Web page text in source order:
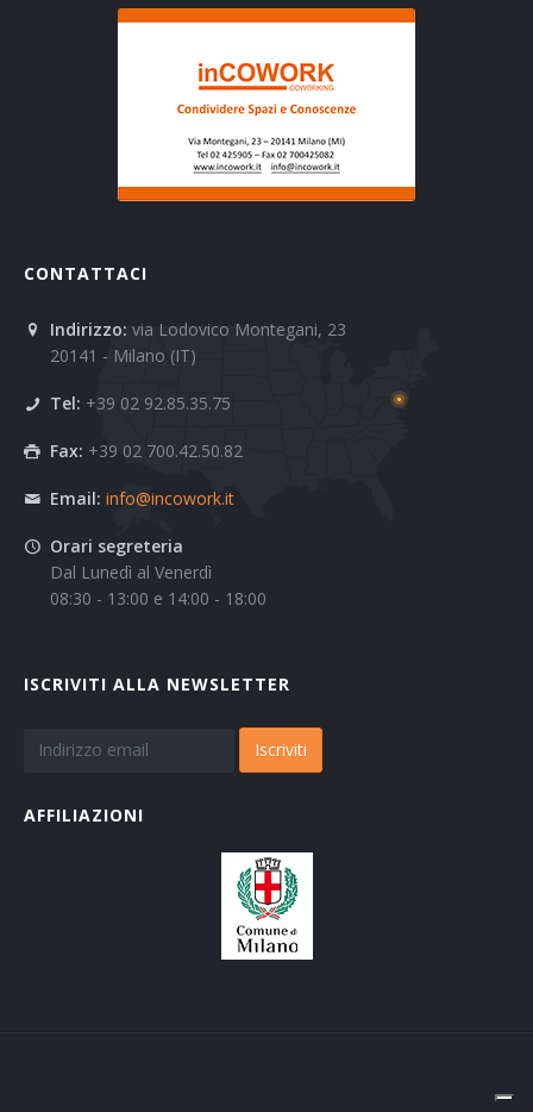
CONTATTACI
Indirizzo: via Lodovico Montegani, 23
20141 - Milano (IT)
Tel: +39 02 92.85.35.75
Fax: +39 02 700.42.50.82
Email: info@incowork.it
Orari segreteria
Dal Lunedì al Venerdì
08:30 - 13:00 e 14:00 - 18:00
ISCRIVITI ALLA NEWSLETTER
Iscriviti
AFFILIAZIONI